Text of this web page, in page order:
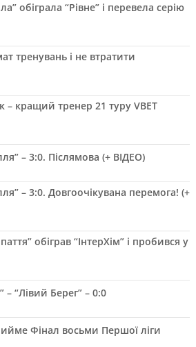
обіграла “Рівне” і перевела серію
тренувань і не втратити
кращий тренер 21 туру VBET
– 3:0. Післямова (+ ВІДЕО)
– 3:0. Довгоочікувана перемога! (+
обіграв “ІнтерХім” і пробився у
– “Лівий Берег” – 0:0
Фінал восьми Першої ліги